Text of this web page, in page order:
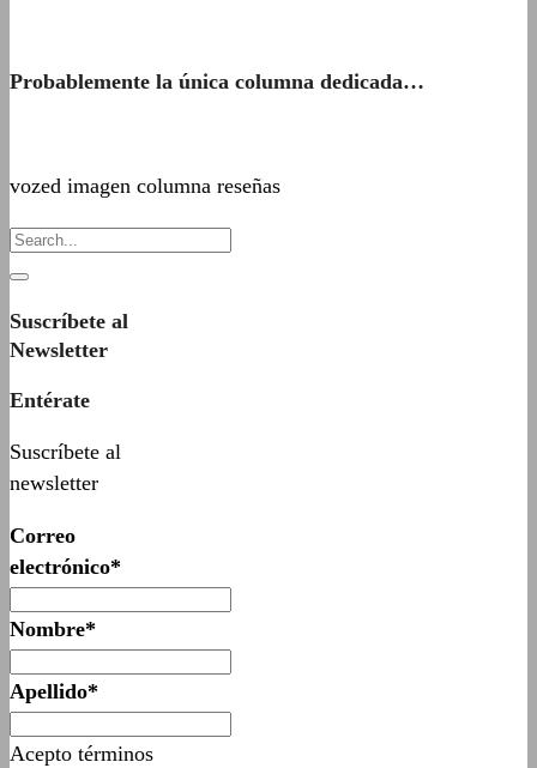
Probablemente la única columna dedicada…
vozed imagen columna reseñas
Suscríbete al
Newsletter
Entérate
Suscríbete al
newsletter
Correo
electrónico*
Nombre*
Apellido*
Acepto términos